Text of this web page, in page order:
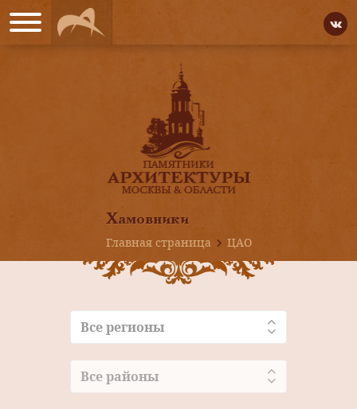
Хамовники
Главная страница
ЦАО
Все регионы
Все районы